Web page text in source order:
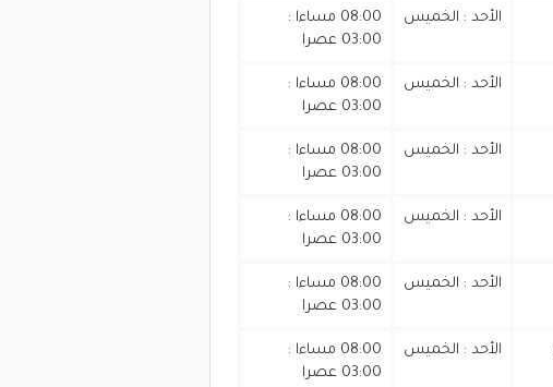
الأحد : الخميس
08:00 مساءا :
03:00 عصرا
الأحد : الخميس
08:00 مساءا :
03:00 عصرا
الأحد : الخميس
08:00 مساءا :
03:00 عصرا
الأحد : الخميس
08:00 مساءا :
03:00 عصرا
الأحد : الخميس
08:00 مساءا :
03:00 عصرا
الأحد : الخميس
08:00 مساءا :
03:00 عصرا